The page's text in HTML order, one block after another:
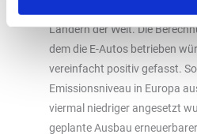
Ländern der Welt. Die
dem die E-Autos betrieben
vereinfacht positiv gefasst.
Emissionsniveau in Europa
viermal niedriger angesetzt
geplante Ausbau